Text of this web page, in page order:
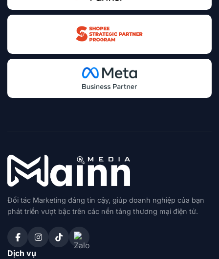
Đối tác Marketing đáng tin cậy, giúp doanh nghiệp của bạn
phát triển vượt bậc trên các nền tảng thương mại điện tử.
Dịch vụ